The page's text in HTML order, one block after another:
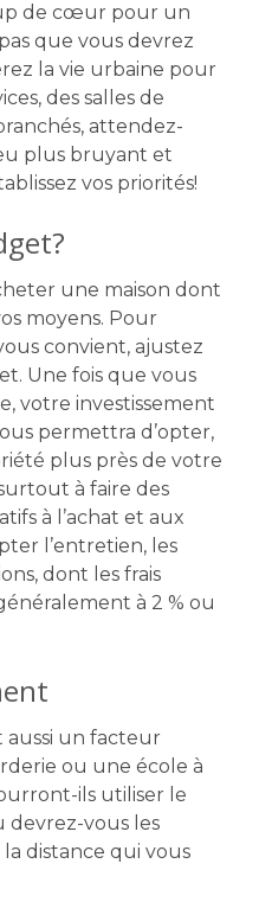
de cœur pour un
que vous devrez
la vie urbaine pour
des salles de
attendez-
plus bruyant et
vos priorités!
une maison dont
moyens. Pour
convient, ajustez
Une fois que vous
votre investissement
permettra d’opter,
plus près de votre
à faire des
à l’achat et aux
l’entretien, les
dont les frais
à 2 % ou
un facteur
ou une école à
ils utiliser le
vous les
la distance qui vous